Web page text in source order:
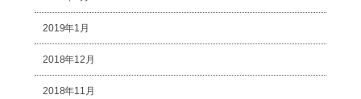
2019年1月
2018年12月
2018年11月